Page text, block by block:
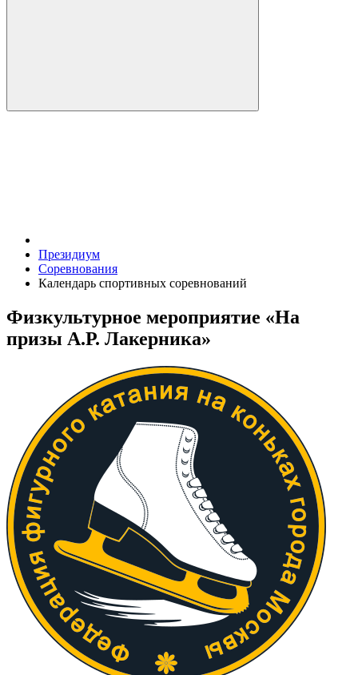
Президиум
Соревнования
Календарь спортивных соревнований
Физкультурное мероприятие «На
призы А.Р. Лакерника»